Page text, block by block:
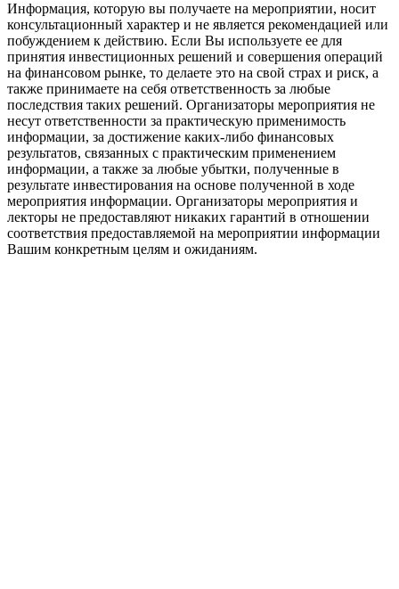
Информация, которую вы получаете на мероприятии, носит
консультационный характер и не является рекомендацией или
побуждением к действию. Если Вы используете ее для
принятия инвестиционных решений и совершения операций
на финансовом рынке, то делаете это на свой страх и риск, а
также принимаете на себя ответственность за любые
последствия таких решений. Организаторы мероприятия не
несут ответственности за практическую применимость
информации, за достижение каких-либо финансовых
результатов, связанных с практическим применением
информации, а также за любые убытки, полученные в
результате инвестирования на основе полученной в ходе
мероприятия информации. Организаторы мероприятия и
лекторы не предоставляют никаких гарантий в отношении
соответствия предоставляемой на мероприятии информации
Вашим конкретным целям и ожиданиям.